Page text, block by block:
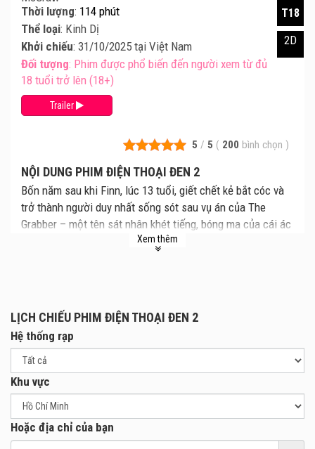
5 / 5 ( 200 bình chọn )
NỘI DUNG PHIM ĐIỆN THOẠI ĐEN 2
Bốn năm sau khi Finn, lúc 13 tuổi, giết chết kẻ bắt cóc và
trở thành người duy nhất sống sót sau vụ án của The
Grabber – một tên sát nhân khét tiếng, bóng ma của cái ác
vẫn chưa tan biến. Chiếc điện thoại đen lại réo vang lần
thoại đen, kèm theo những hình ảnh kinh hoàng. Quyết tâm
chấm dứt cơn ác mộng cho cả hai, Gwen thuyết phục Finn
đến một trại giữa cơn bão tuyết. Tại đó, cô khám phá bí
mật đáng sợ liên quan đến The Grabber và quá khứ của gia
đình mình. Hai anh em giờ đây phải đối mặt với một kẻ sát
nhân không chỉ trở nên mạnh mẽ hơn sau cái chết, mà còn
có mối liên hệ sâu sắc hơn họ từng nghĩ.
Xem thêm
Thời lượng: 114 phút
Thể loại: Kinh Dị
Khởi chiếu: 31/10/2025 tại Việt Nam
Đối tượng: Phim được phổ biến đến người xem từ đủ
18 tuổi trở lên (18+)
Trailer
T18
2D
LỊCH CHIẾU PHIM ĐIỆN THOẠI ĐEN 2
Hệ thống rạp
Khu vực
Hoặc địa chỉ của bạn